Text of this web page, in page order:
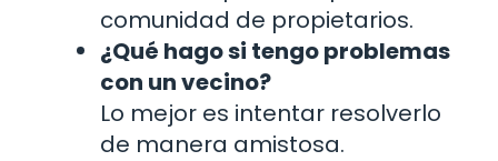
comunidad de propietarios.
¿Qué hago si tengo problemas
con un vecino?
Lo mejor es intentar resolverlo
de manera amistosa.